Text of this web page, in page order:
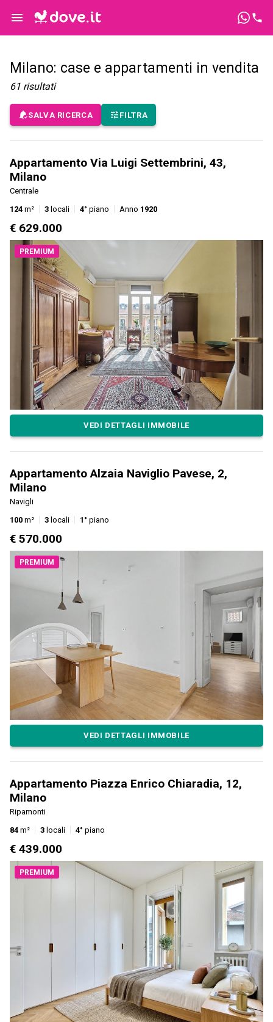
Milano: case e appartamenti in vendita
61 risultati
SALVA RICERCA FILTRA
Appartamento Via Luigi Settembrini, 43,
Milano
Centrale
124 m² 3 locali 4° piano Anno 1920
€ 629.000
PREMIUM
VEDI DETTAGLI IMMOBILE
Appartamento Alzaia Naviglio Pavese, 2,
Milano
Navigli
100 m² 3 locali 1° piano
€ 570.000
PREMIUM
VEDI DETTAGLI IMMOBILE
Appartamento Piazza Enrico Chiaradia, 12,
Milano
Ripamonti
84 m² 3 locali 4° piano
€ 439.000
PREMIUM